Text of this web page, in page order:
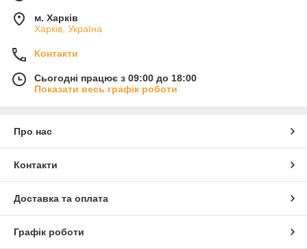
м. Харків
Харків, Україна
Контакти
Сьогодні працює з 09:00 до 18:00
Показати весь графік роботи
Про нас
Контакти
Доставка та оплата
Графік роботи